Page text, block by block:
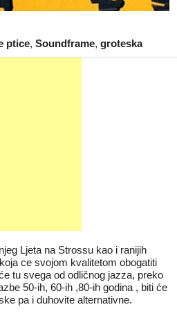
ptice, Soundframe, groteska
Ljeta na Strossu kao i ranijih
ce svojom kvalitetom obogatiti
tu svega od odličnog jazza, preko
50-ih, 60-ih ,80-ih godina , biti će
pa i duhovite alternativne.